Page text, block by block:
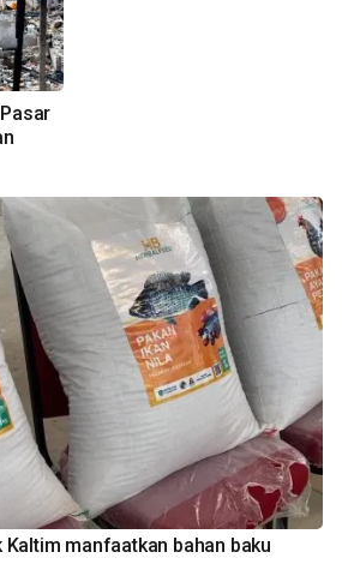
Kaltim manfaatkan bahan baku